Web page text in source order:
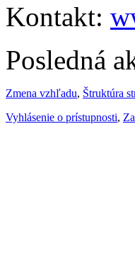
Kontakt:
Posledná
Zmena vzhľadu, Štruktúra
Vyhlásenie o prístupnosti,